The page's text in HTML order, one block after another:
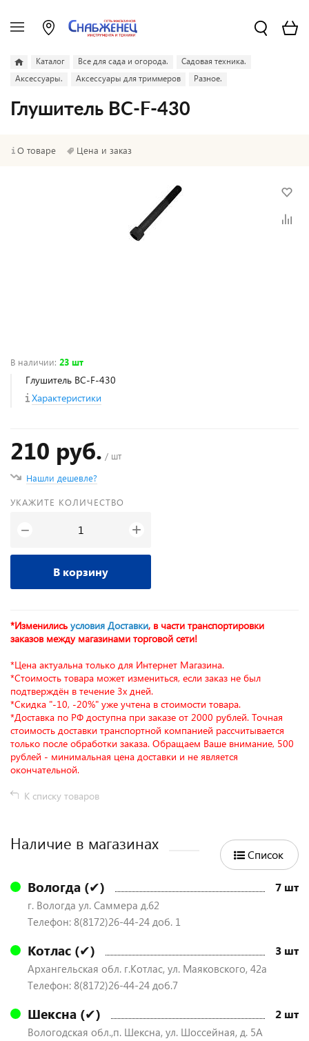
Каталог Все для сада и огорода.
Садовая техника.
Аксессуары.
Аксессуары для триммеров Разное.
Глушитель BC-F-430
О товаре Цена и заказ
В наличии: 23 шт
Глушитель BC-F-430
Характеристики
210 руб. / шт
Нашли дешевле?
УКАЖИТЕ КОЛИЧЕСТВО
− +
В корзину
*Изменились условия Доставки, в части транспортировки
заказов между магазинами торговой сети!
*Цена актуальна только для Интернет Магазина.
*Стоимость товара может измениться, если заказ не был
подтверждён в течение 3х дней.
*Скидка "-10, -20%" уже учтена в стоимости товара.
*Доставка по РФ доступна при заказе от 2000 рублей. Точная
стоимость доставки транспортной компанией рассчитывается
только после обработки заказа. Обращаем Ваше внимание, 500
рублей - минимальная цена доставки и не является
окончательной.
К списку товаров
Наличие в магазинах
Список
Вологда (✔) 7 шт
г. Вологда ул. Саммера д.62
Телефон: 8(8172)26-44-24 доб. 1
Котлас (✔) 3 шт
Архангельская обл. г.Котлас, ул. Маяковского, 42а
Телефон: 8(8172)26-44-24 доб.7
Шексна (✔) 2 шт
Вологодская обл.,п. Шексна, ул. Шоссейная, д. 5А